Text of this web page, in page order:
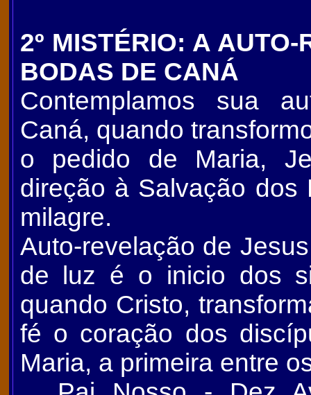
2º MISTÉRIO: A
BODAS DE CANÁ
Contemplamos sua
Caná, quando
o pedido de Maria,
direção à Salvação dos
milagre.
Auto-revelação de
de luz é o inicio dos
quando Cristo,
fé o coração dos
Maria, a primeira entre